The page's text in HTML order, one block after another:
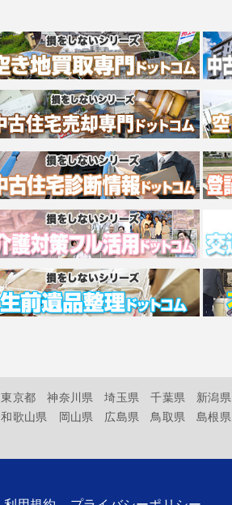
東京都 神奈川県 埼玉県 千葉県 新潟県
和歌山県 岡山県 広島県 鳥取県 島根県